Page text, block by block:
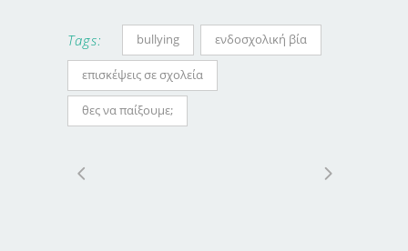
Tags: bullying ενδοσχολική βία
επισκέψεις σε σχολεία
θες να παίξουμε;